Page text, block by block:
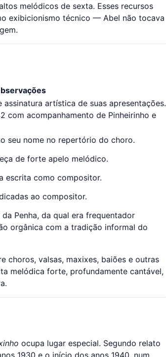
melódicos de sexta. Esses recursos
exibicionismo técnico — Abel não tocava
artística de suas apresentações.
com acompanhamento de Pinheirinho e
seu nome no repertório do choro.
de forte apelo melódico.
escrita como compositor.
ao compositor.
Penha, da qual era frequentador
orgânica com a tradição informal do
choros, valsas, maxixes, baiões e outras
melódica forte, profundamente cantável,
ocupa lugar especial. Segundo relato